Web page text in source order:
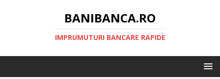
BANIBANCA.RO
IMPRUMUTURI BANCARE RAPIDE